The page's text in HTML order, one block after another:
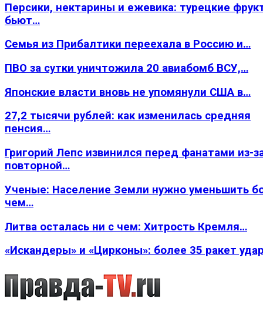
Персики, нектарины и ежевика: турецкие
бьют…
Семья из Прибалтики переехала в Россию и…
ПВО за сутки уничтожила 20 авиабомб ВСУ,…
Японские власти вновь не упомянули США в…
27,2 тысячи рублей: как изменилась средняя
пенсия…
Григорий Лепс извинился перед фанатами из-
повторной…
Ученые: Население Земли нужно уменьшить
чем…
Литва осталась ни с чем: Хитрость Кремля…
«Искандеры» и «Цирконы»: более 35 ракет